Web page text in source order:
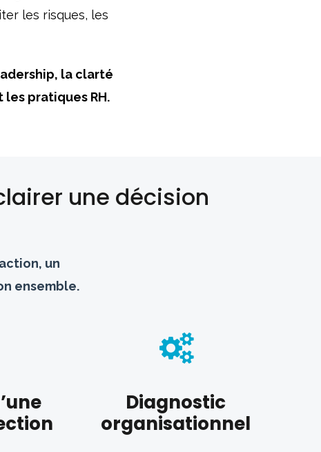
les risques, les
la clarté
pratiques RH.
une décision
un
ensemble.
Diagnostic
organisationnel